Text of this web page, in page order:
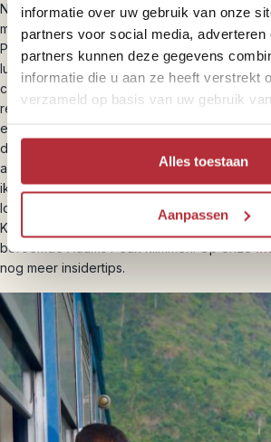
informatie over uw gebruik van onze
partners voor social media, adverteren
partners kunnen deze gegevens
informatie die u aan ze heeft verstrekt
verzameld op basis van uw gebruik
Alles toestaan
Aanpassen
Natuurlijk laten we je de highlights van Sri
minder bekende plekjes. Ga bijvoorbeeld op
Park en spot olifanten, buffels, krokodillen
luipaarden. Als hoogtepunt overnacht je op
campsite met op de achtergrond een koor
reis je met onze reizen individueel, je
ervaringen. Ik, Sri-Lanka expert Omar, ben
dit land vanwege de verrassende cultuur. Ik
absoluut niet mag missen tijdens jeSri-
ik een plek gevonden waar je de lekkerste
lokale markt in Jaffna, stuur ik je op wild
Kitulgala en laat ik je in het holst van de
beroemde Adams Peak klimmen. Op onze
nog meer insidertips.